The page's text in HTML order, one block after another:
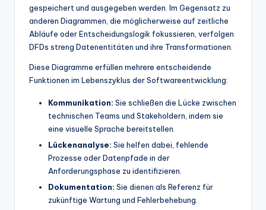
U
p
gespeichert und ausgegeben werden. Im Gegensatz zu
anderen Diagrammen, die möglicherweise auf zeitliche
Abläufe oder Entscheidungslogik fokussieren, verfolgen
DFDs streng Datenentitäten und ihre Transformationen.
Diese Diagramme erfüllen mehrere entscheidende
Funktionen im Lebenszyklus der Softwareentwicklung:
Kommunikation: Sie schließen die Lücke zwischen
technischen Teams und Stakeholdern, indem sie
eine visuelle Sprache bereitstellen.
Lückenanalyse: Sie helfen dabei, fehlende
Prozesse oder Datenpfade in der
Anforderungsphase zu identifizieren.
Dokumentation: Sie dienen als Referenz für
zukünftige Wartung und Fehlerbehebung.